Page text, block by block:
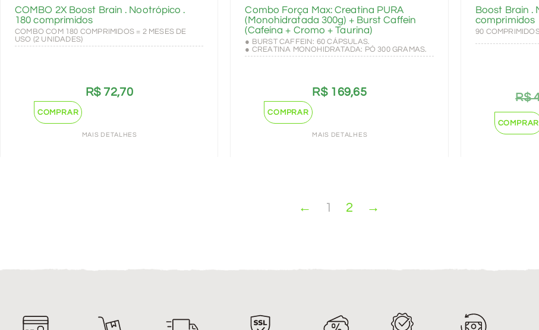
COMBO 2X Boost Brain . Nootrópico .
180 comprimidos
COMBO COM 180 COMPRIMIDOS = 2 MESES DE
USO (2 UNIDADES)
R$ 72,70
COMPRAR
MAIS DETALHES
Combo Força Max: Creatina PURA
(Monohidratada 300g) + Burst Caffein
(Cafeína + Cromo + Taurina)
● BURST CAFFEIN: 60 CÁPSULAS.
● CREATINA MONOHIDRATADA: PÓ 300 GRAMAS.
R$169,65
COMPRAR
MAIS DETALHES
Boost Brain .
comprimidos
90
R$
COMPRAR
← 1 2 →